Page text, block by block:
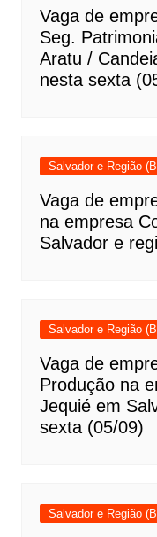
Vaga de
Seg.
Aratu /
nesta sexta
Salvador e Região
Vaga de
na empresa
Salvador e
Salvador e Região
Vaga de
Produção na
Jequié em
sexta (05/09)
Salvador e Região